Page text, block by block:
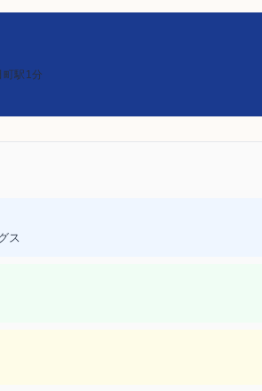
町駅1分
ス